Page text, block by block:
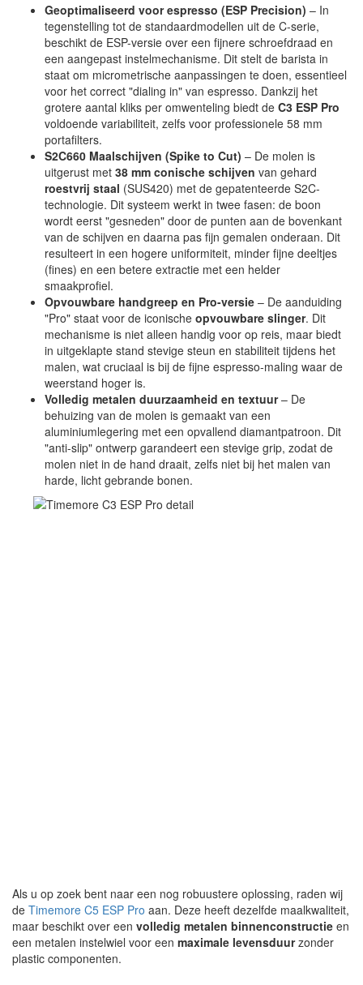
Geoptimaliseerd voor espresso (ESP Precision) – In
tegenstelling tot de standaardmodellen uit de C-serie,
beschikt de ESP-versie over een fijnere schroefdraad en
een aangepast instelmechanisme. Dit stelt de barista in
staat om micrometrische aanpassingen te doen, essentieel
voor het correct "dialing in" van espresso. Dankzij het
grotere aantal kliks per omwenteling biedt de C3 ESP Pro
voldoende variabiliteit, zelfs voor professionele 58 mm
portafilters.
S2C660 Maalschijven (Spike to Cut) – De molen is
uitgerust met 38 mm conische schijven van gehard
roestvrij staal (SUS420) met de gepatenteerde S2C-
technologie. Dit systeem werkt in twee fasen: de boon
wordt eerst "gesneden" door de punten aan de bovenkant
van de schijven en daarna pas fijn gemalen onderaan. Dit
resulteert in een hogere uniformiteit, minder fijne deeltjes
(fines) en een betere extractie met een helder
smaakprofiel.
Opvouwbare handgreep en Pro-versie – De aanduiding
"Pro" staat voor de iconische opvouwbare slinger. Dit
mechanisme is niet alleen handig voor op reis, maar biedt
in uitgeklapte stand stevige steun en stabiliteit tijdens het
malen, wat cruciaal is bij de fijne espresso-maling waar de
weerstand hoger is.
Volledig metalen duurzaamheid en textuur– De
behuizing van de molen is gemaakt van een
aluminiumlegering met een opvallend diamantpatroon. Dit
"anti-slip" ontwerp garandeert een stevige grip, zodat de
molen niet in de hand draait, zelfs niet bij het malen van
harde, licht gebrande bonen.
Als u op zoek bent naar een nog robuustere oplossing, raden wij
de Timemore C5 ESP Pro aan. Deze heeft dezelfde maalkwaliteit,
maar beschikt over een volledig metalen binnenconstructie en
een metalen instelwiel voor een maximale levensduurzonder
plastic componenten.